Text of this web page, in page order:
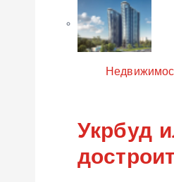
Категория
Укрбуд